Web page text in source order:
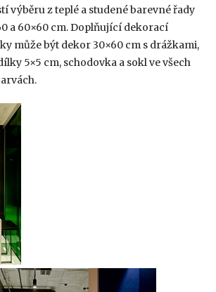
výběru z teplé a studené barevné řady
a 60×60 cm. Doplňující dekorací
může být dekor 30×60 cm s drážkami,
5×5 cm, schodovka a sokl ve všech